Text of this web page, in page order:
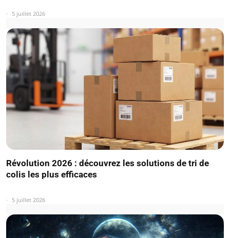
5 juillet 2026
Révolution 2026 : découvrez les solutions de tri de
colis les plus efficaces
5 juillet 2026